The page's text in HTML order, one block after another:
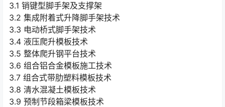
3.1 销键型脚手架及支撑架
3.2 集成附着式升降脚手架技术
3.3 电动桥式脚手架技术
3.4 液压爬升模板技术
3.5 整体爬升钢平台技术
3.6 组合铝合金模板施工技术
3.7 组合式带肋塑料模板技术
3.8 清水混凝土模板技术
3.9 预制节段箱梁模板技术